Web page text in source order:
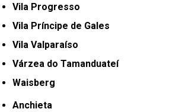
Vila Progresso
Vila Príncipe de Gales
Vila Valparaíso
Várzea do Tamanduateí
Waisberg
Anchieta